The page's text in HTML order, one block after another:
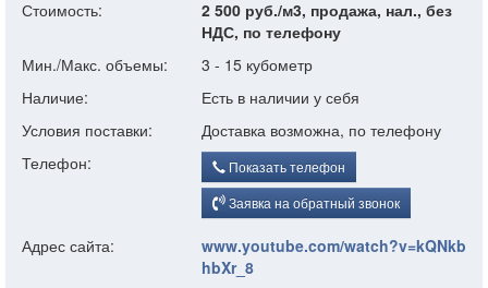
Стоимость:
2 500 руб./м3, продажа, нал., без
НДС, по телефону
Мин./Макс. объемы:
3 - 15 кубометр
Наличие:
Есть в наличии у себя
Условия поставки:
Доставка возможна, по телефону
Телефон:
Показать телефон
Заявка на обратный звонок
Адрес сайта:
www.youtube.com/watch?v=kQNkb
hbXr_8